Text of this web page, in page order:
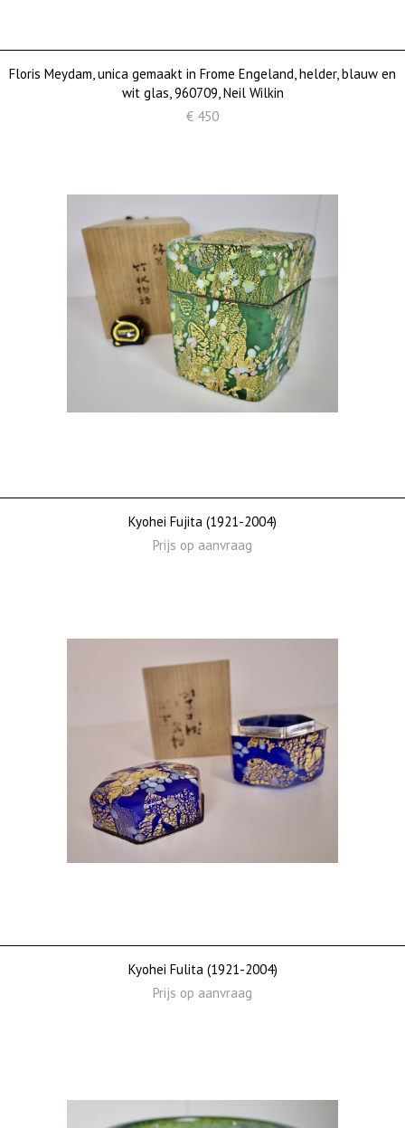
Floris Meydam, unica gemaakt in Frome Engeland, helder, blauw en
wit glas, 960709, Neil Wilkin
€ 450
Kyohei Fujita (1921-2004)
Prijs op aanvraag
Kyohei Fulita (1921-2004)
Prijs op aanvraag